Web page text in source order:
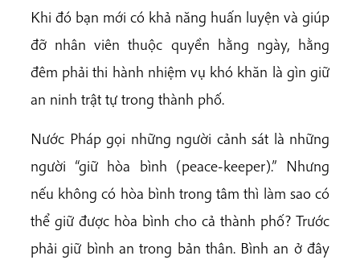
Khi đó bạn mới có khả năng huấn luyện và giúp
đỡ nhân viên thuộc quyền hằng ngày, hằng
đêm phải thi hành nhiệm vụ khó khăn là gìn giữ
an ninh trật tự trong thành phố.
Nước Pháp gọi những người cảnh sát là những
người “giữ hòa bình (peace-keeper).” Nhưng
nếu không có hòa bình trong tâm thì làm sao có
thể giữ được hòa bình cho cả thành phố? Trước
phải giữ bình an trong bản thân. Bình an ở đây